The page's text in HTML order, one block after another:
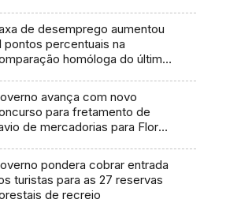
de desemprego aumentou
pontos percentuais na
homóloga do último
avança com novo
para fretamento de
de mercadorias para Flores
pondera cobrar entrada
turistas para as 27 reservas
de recreio